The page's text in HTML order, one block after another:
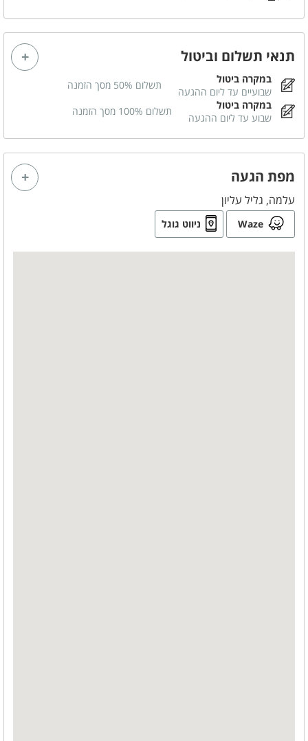
תנאי תשלום וביטול
במקרה ביטול
שבועיים עד ליום ההגעה
תשלום 50% מסך הזמנה
במקרה ביטול
שבוע עד ליום ההגעה
תשלום 100% מסך הזמנה
מפת הגעה
עלמה, גליל עליון
Waze ניווט גוגל